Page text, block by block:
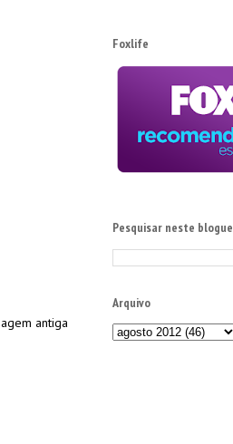
antiga
Foxlife
Pesquisar neste blogue
Arquivo